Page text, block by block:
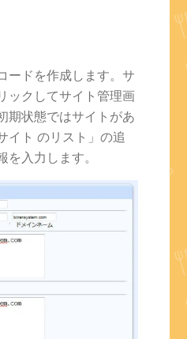
ードを作成します。サ
ックしてサイト管理画
期状態ではサイトがあ
イト のリスト」の追
を入力します。